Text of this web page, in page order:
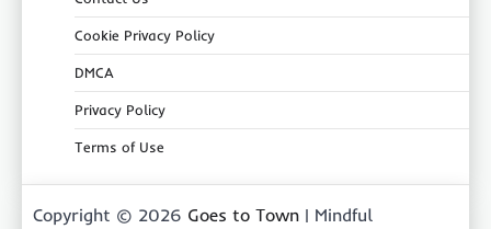
Cookie Privacy Policy
DMCA
Privacy Policy
Terms of Use
Copyright © 2026 Goes to Town | Mindful